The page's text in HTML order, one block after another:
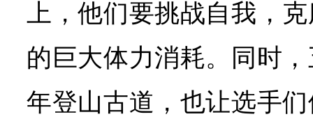
上，他们要挑战自我，
的巨大体力消耗。同时
年登山古道，也让选手